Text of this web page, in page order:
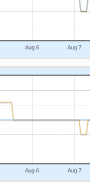
Aug 6 Aug 7
Aug 6 Aug 7